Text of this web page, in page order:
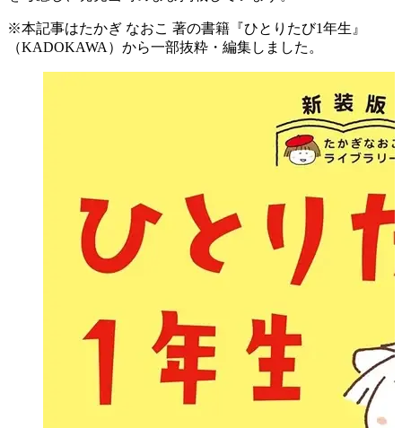
※本記事はたかぎ なおこ 著の書籍『ひとりたび1年生』
（KADOKAWA）から一部抜粋・編集しました。